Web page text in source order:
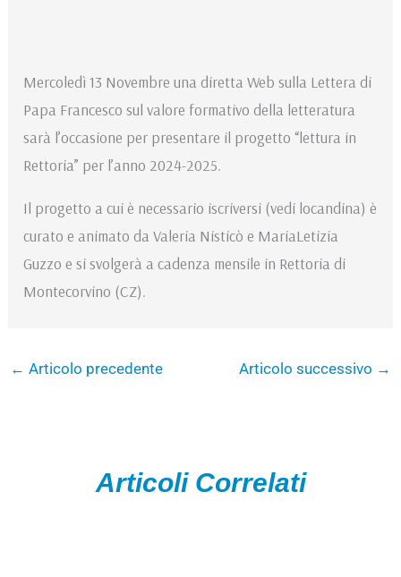
Mercoledì 13 Novembre una diretta Web sulla Lettera di
Papa Francesco sul valore formativo della letteratura
sarà l’occasione per presentare il progetto “lettura in
Rettoria” per l’anno 2024-2025.
Il progetto a cui è necessario iscriversi (vedi locandina) è
curato e animato da Valeria Nisticò e MariaLetizia
Guzzo e si svolgerà a cadenza mensile in Rettoria di
Montecorvino (CZ).
← Articolo precedente Articolo successivo →
Articoli Correlati